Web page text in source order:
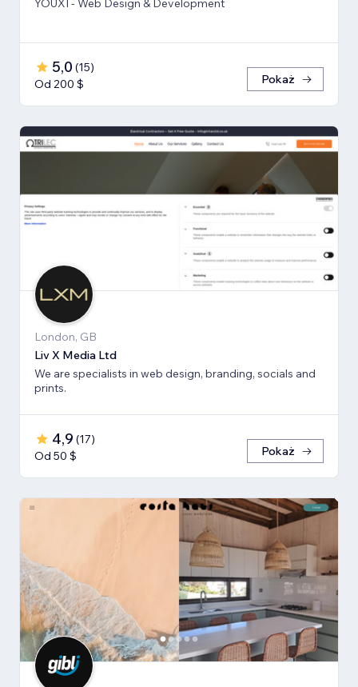
YOUXI - Web Design & Development
5,0 (15)
Od 200 $
Pokaż
London, GB
Liv X Media Ltd
We are specialists in web design, branding, socials and
prints.
4,9 (17)
Od 50 $
Pokaż